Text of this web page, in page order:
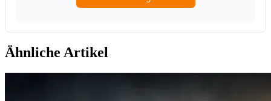
Ähnliche Artikel